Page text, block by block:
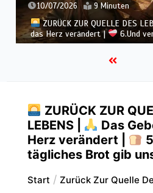
26/06/2026 9 Minuten
ZURÜCK ZUR QUELLE DES
das Herz verändert |
4.Dein
ZURÜCK ZUR
LEBENS |
Das
Herz verändert |
tägliches Brot gib
Start Zurück Zur Quelle